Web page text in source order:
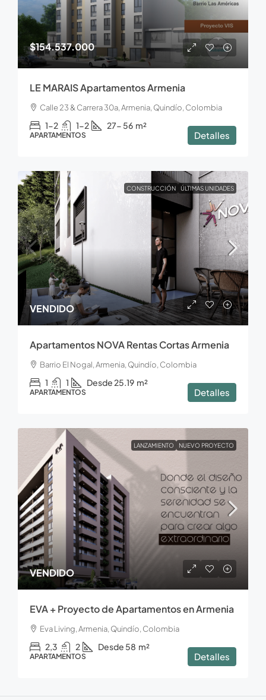
$154.537.000
LE MARAIS Apartamentos Armenia
Calle 23 & Carrera 30a, Armenia, Quindío, Colombia
1-2 1-2 27- 56 m²
APARTAMENTOS Detalles
CONSTRUCCIÓN ÚLTIMAS UNIDADES
VENDIDO
Apartamentos NOVA Rentas Cortas Armenia
Barrio El Nogal, Armenia, Quindío, Colombia
1 1 Desde 25.19 m²
APARTAMENTOS Detalles
LANZAMIENTO NUEVO PROYECTO
VENDIDO
EVA + Proyecto de Apartamentos en Armenia
Eva Living, Armenia, Quindío, Colombia
2,3 2 Desde 58 m²
APARTAMENTOS Detalles